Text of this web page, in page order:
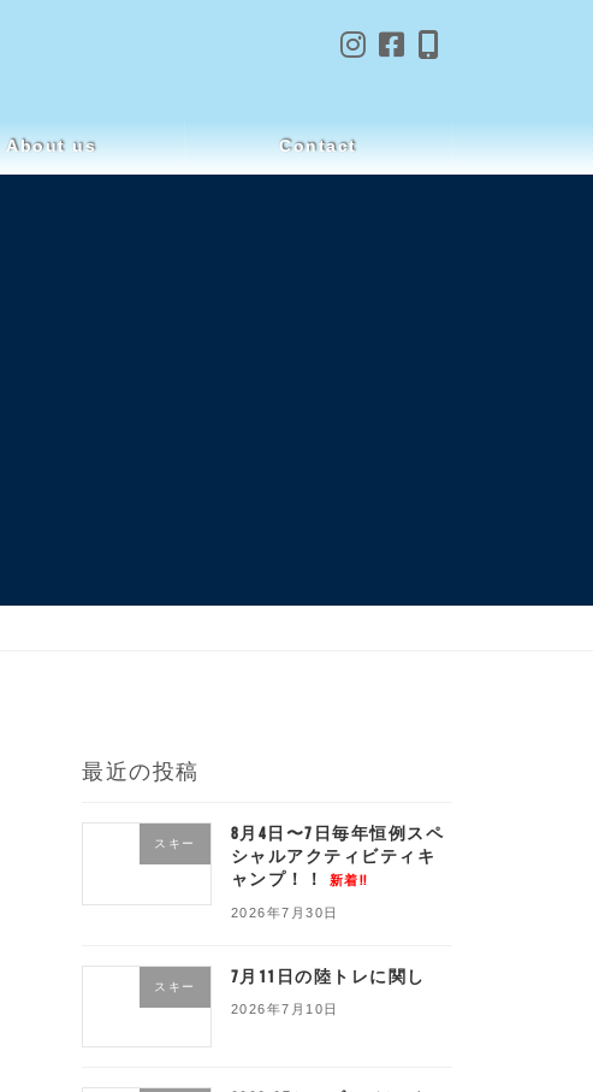
About us Contact
最近の投稿
スキー
8月4日〜7日毎年恒例スペ
シャルアクティビティキ
ャンプ！！
新着!!
2026年7月30日
スキー 7月11日の陸トレに関し
2026年7月10日